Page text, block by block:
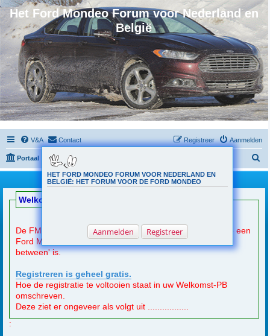
Het Ford Mondeo Forum voor Nederland en
België
V&A Contact Aanmelden
Registreer
Portaal Forumoverzicht
o
HET FORD MONDEO FORUM VOOR NEDERLAND EN
BELGIË: HET FORUM VOOR DE FORD MONDEO
Aanmelden Registreer
Welkomsbericht
Welkom op de Ford Mondeo Club.nl
De FMC is (na registratie)toegankelijk voor een ieder die een
Ford Mondeo heeft, wil aanschaffen en info zoekt, of 'in
between' is.
Registreren is geheel gratis.
Hoe de registratie te voltooien staat in uw Welkomst-PB
omschreven.
Deze ziet er ongeveer als volgt uit .................
: